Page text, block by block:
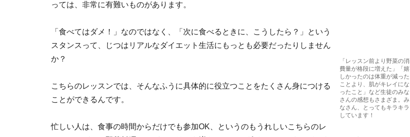
「レッスン前より野菜の消
費量が格段に増えた」「嬉
しかったのは体重が減った
ことより、肌がキレイにな
ったこと」など生徒のみな
さんの感想もさまざま。み
なさん、とってもキラキラ
しています！
っては、非常に有難いものがあります。
「食べてはダメ！」なのではなく、「次に食べるときに、こうしたら？」という
スタンスって、じつはリアルなダイエット生活にもっとも必要だったりしません
か？
こちらのレッスンでは、そんなふうに具体的に役立つことをたくさん身につける
ことができるんです。
忙しい人は、食事の時間からだけでも参加OK、というのもうれしいこちらのレ